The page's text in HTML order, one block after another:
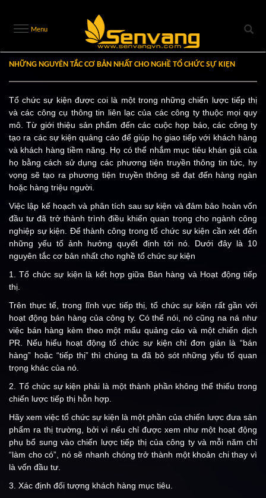
Menu
NHỮNG NGUYÊN TẮC CƠ BẢN NHẤT CHO NGHỀ TỔ CHỨC SỰ KIỆN
Tổ chức sự kiện được coi là một trong những chiến lược tiếp thị
và các công cụ thông tin liên lạc của các công ty thuộc mọi quy
mô. Từ giới thiệu sản phẩm đến các cuộc họp báo, các công ty
tạo ra các sự kiện quảng cáo để giúp họ giao tiếp với khách hàng
và khách hàng tiềm năng. Họ có thể nhắm mục tiêu khán giả của
họ bằng cách sử dụng các phương tiện truyền thông tin tức, hy
vọng sẽ tạo ra phương tiện truyền thông sẽ đạt đến hàng ngàn
hoặc hàng triệu người.
Việc lập kế hoạch và phân tích sau sự kiện và đảm bảo hoàn vốn
đầu tư đã trở thành trình điều khiển quan trọng cho ngành công
nghiệp sự kiện. Để thành công trong tổ chức sự kiện cần xét đến
những yếu tố ảnh hưởng quyết định tới nó. Dưới đây là 10
nguyên tắc cơ bản nhất cho nghề tổ chức sự kiện
1. Tổ chức sự kiện là kết hợp giữa Bán hàng và Hoạt động tiếp
thị.
Trên thực tế, trong lĩnh vực tiếp thị, tổ chức sự kiện rất gần với
hoạt động bán hàng của công ty. Có thể nói, nó cũng na ná như
việc bán hàng kèm theo một mẩu quảng cáo và một chiến dịch
PR. Nếu hiểu hoạt động tổ chức sự kiện chỉ đơn giản là “bán
hàng” hoặc “tiếp thị” thì chúng ta đã bỏ sót những yếu tố quan
trọng khác của nó.
2. Tổ chức sự kiện phải là một thành phần không thể thiếu trong
chiến lược tiếp thị hỗn hợp.
Hãy xem việc tổ chức sự kiện là một phần của chiến lược đưa sản
phẩm ra thị trường, bởi vì nếu chỉ được xem như một hoạt động
phụ bổ sung vào chiến lược tiếp thị của công ty và mỗi năm chỉ
“làm cho có”, nó sẽ nhanh chóng trở thành một khoản chi thay vì
là vốn đầu tư.
3. Xác định đối tượng khách hàng mục tiêu.